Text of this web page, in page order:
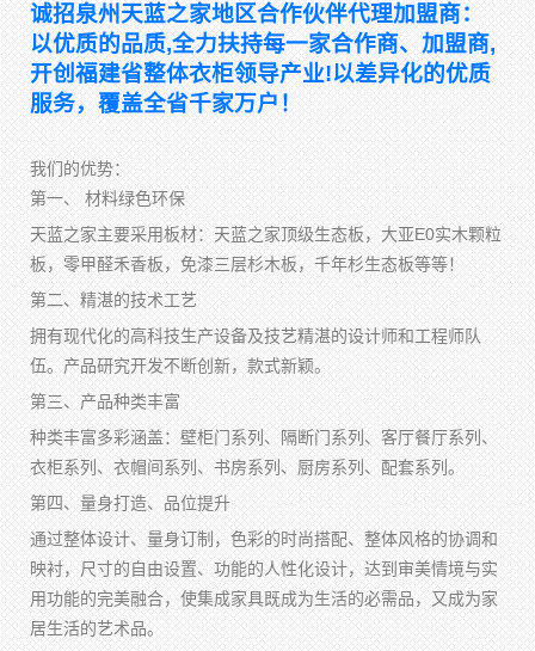
诚招泉州天蓝之家地区合作伙伴代理加盟商：
以优质的品质,全力扶持每一家合作商、加盟商,
开创福建省整体衣柜领导产业!以差异化的优质
服务，覆盖全省千家万户！
我们的优势：
第一、 材料绿色环保
天蓝之家主要采用板材：天蓝之家顶级生态板，大亚E0实木颗粒
板，零甲醛禾香板，免漆三层杉木板，千年杉生态板等等！
第二、精湛的技术工艺
拥有现代化的高科技生产设备及技艺精湛的设计师和工程师队
伍。产品研究开发不断创新，款式新颖。
第三、产品种类丰富
种类丰富多彩涵盖：壁柜门系列、隔断门系列、客厅餐厅系列、
衣柜系列、衣帽间系列、书房系列、厨房系列、配套系列。
第四、量身打造、品位提升
通过整体设计、量身订制，色彩的时尚搭配、整体风格的协调和
映衬，尺寸的自由设置、功能的人性化设计，达到审美情境与实
用功能的完美融合，使集成家具既成为生活的必需品，又成为家
居生活的艺术品。